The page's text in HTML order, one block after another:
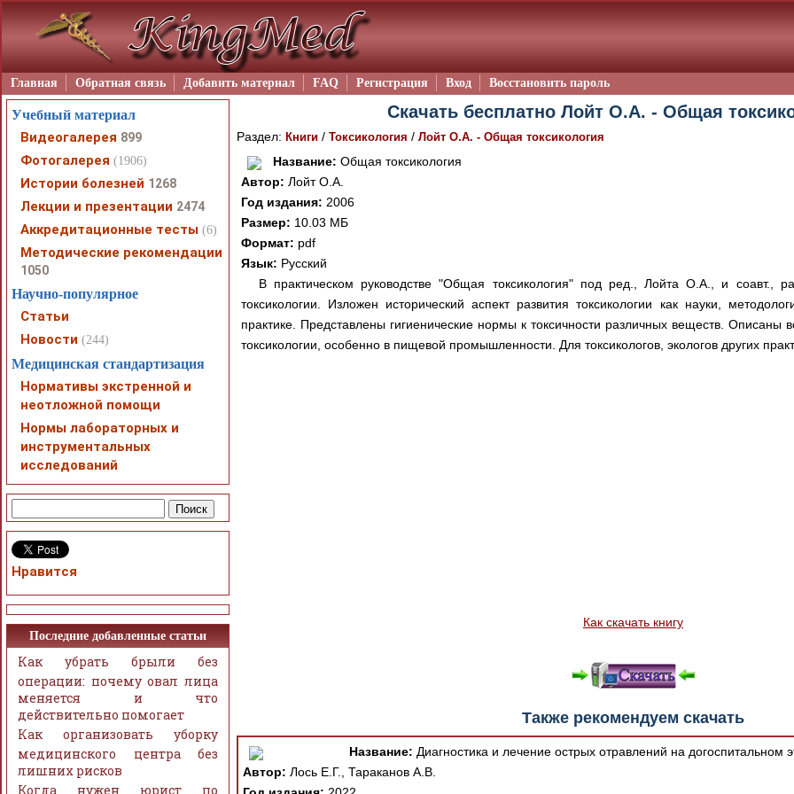
Главная Обратная связь Добавить материал FAQ Регистрация Вход Восстановить пароль
Скачать бесплатно Лойт О.А. - Общая
Раздел: Книги / Токсикология / Лойт О.А. - Общая токсикология
Название: Общая токсикология
Автор: Лойт О.А.
Год издания: 2006
Размер: 10.03 МБ
Формат: pdf
Язык: Русский
В практическом руководстве "Общая токсикология" под ред., Лойта О.А., и соавт.,
токсикологии. Изложен исторический аспект развития токсикологии как науки,
практике. Представлены гигиенические нормы к токсичности различных веществ. Описаны
токсикологии, особенно в пищевой промышленности. Для токсикологов, экологов других
Как скачать книгу
Также рекомендуем скачать
Название: Диагностика и лечение острых отравлений на догоспитальном
Автор: Лось Е.Г., Тараканов А.В.
Учебный материал
Видеогалерея 899
Фотогалерея (1906)
Истории болезней 1268
Лекции и презентации 2474
Аккредитационные тесты (6)
Методические рекомендации
1050
Научно-популярное
Статьи
Новости (244)
Медицинская стандартизация
Нормативы экстренной и
неотложной помощи
Нормы лабораторных и
инструментальных
исследований
Нравится
Последние добавленные статьи
Как убрать брыли без
операции: почему овал лица
меняется и что
действительно помогает
Как организовать уборку
медицинского центра без
лишних рисков
Когда нужен юрист по